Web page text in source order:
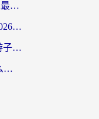
斧牛和light哪个好？海外华人最关心的回国加速器选择难题，一篇讲透
在国外怎么用虎牙不卡顿？2026海外华人亲测有效的回国加速器选择指南
斧牛和加速喵好用吗？海外游子的真实选择困境
马来西亚留学生回国VPN怎么选？3个避坑点+1款实测好用的加速器推荐